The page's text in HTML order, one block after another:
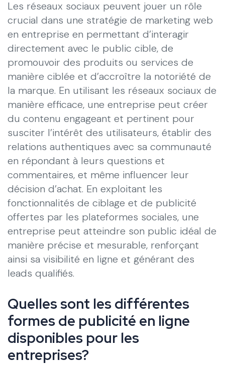
Les réseaux sociaux peuvent jouer un rôle
crucial dans une stratégie de marketing web
en entreprise en permettant d’interagir
directement avec le public cible, de
promouvoir des produits ou services de
manière ciblée et d’accroître la notoriété de
la marque. En utilisant les réseaux sociaux de
manière efficace, une entreprise peut créer
du contenu engageant et pertinent pour
susciter l’intérêt des utilisateurs, établir des
relations authentiques avec sa communauté
en répondant à leurs questions et
commentaires, et même influencer leur
décision d’achat. En exploitant les
fonctionnalités de ciblage et de publicité
offertes par les plateformes sociales, une
entreprise peut atteindre son public idéal de
manière précise et mesurable, renforçant
ainsi sa visibilité en ligne et générant des
leads qualifiés.
Quelles sont les différentes
formes de publicité en ligne
disponibles pour les
entreprises?